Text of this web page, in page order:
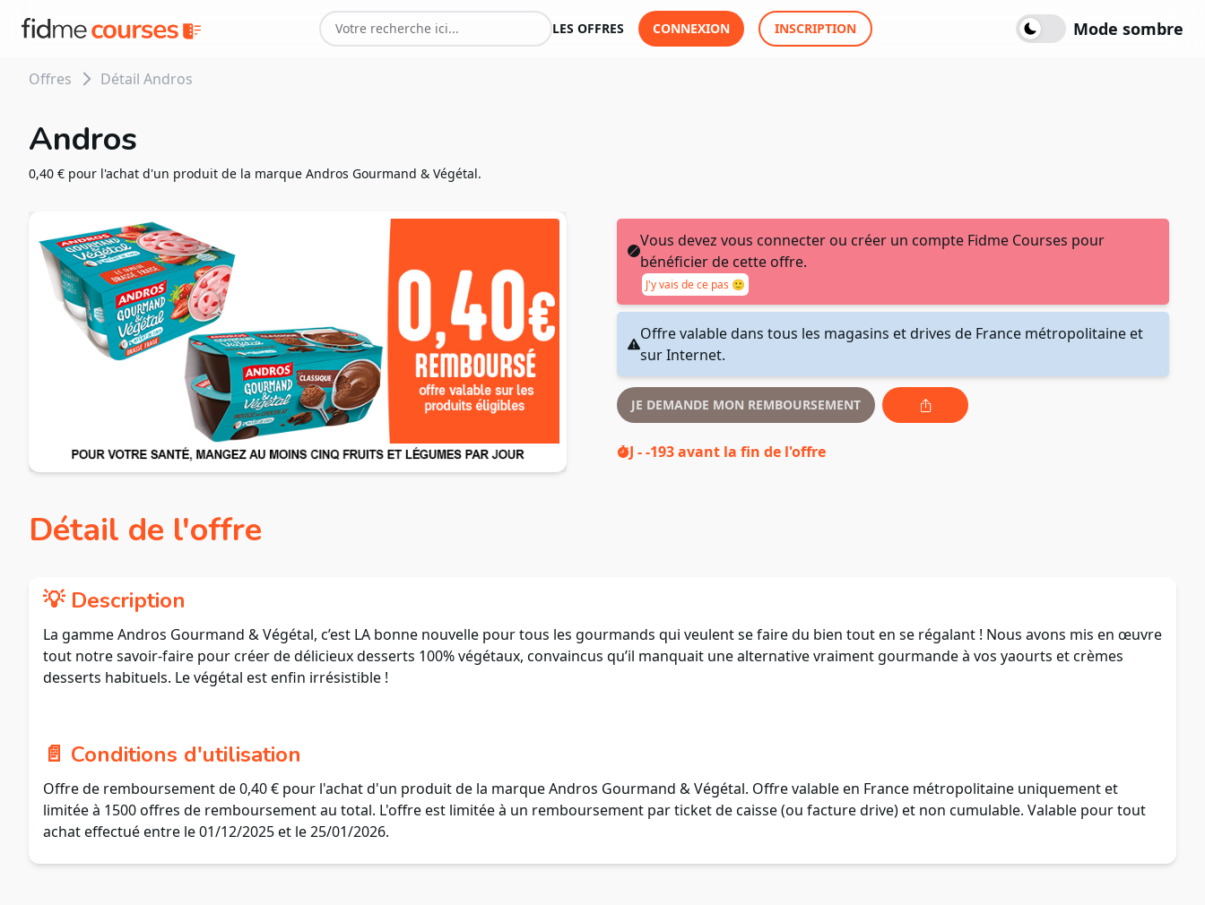
LES OFFRES CONNEXION INSCRIPTION Mode sombre
Offres Détail Andros
Andros
0,40 € pour l'achat d'un produit de la marque Andros Gourmand & Végétal.
JE DEMANDE MON REMBOURSEMENT
Offre valable dans tous les magasins et drives de France métropolitaine et
sur Internet.
Vous devez vous connecter ou créer un compte Fidme Courses pour
bénéficier de cette offre.
J'y vais de ce pas 🙂
J - -193avant la fin de l'offre
Détail de l'offre
💡 Description
La gamme Andros Gourmand & Végétal, c’est LA bonne nouvelle pour tous les gourmands qui veulent se faire du bien tout en se régalant ! Nous avons mis en œuvre
tout notre savoir-faire pour créer de délicieux desserts 100% végétaux, convaincus qu’il manquait une alternative vraiment gourmande à vos yaourts et crèmes
desserts habituels. Le végétal est enfin irrésistible !
📄 Conditions d'utilisation
Offre de remboursement de 0,40 € pour l'achat d'un produit de la marque Andros Gourmand & Végétal. Offre valable en France métropolitaine uniquement et
limitée à 1500 offres de remboursement au total. L'offre est limitée à un remboursement par ticket de caisse (ou facture drive) et non cumulable. Valable pour tout
achat effectué entre le 01/12/2025 et le 25/01/2026.